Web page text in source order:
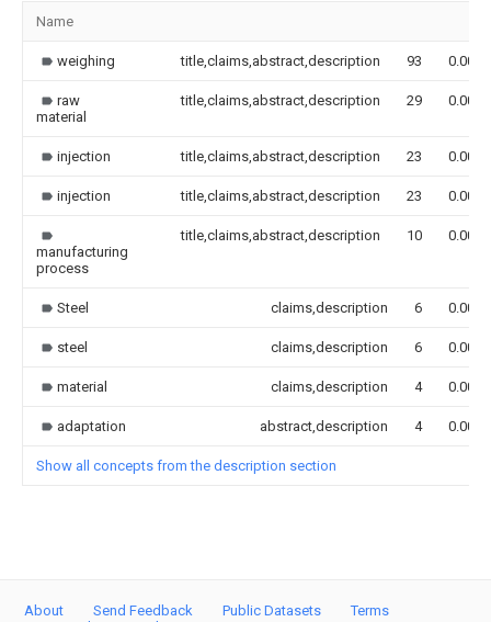
Name
weighing title,claims,abstract,description 93 0.000
raw
material
title,claims,abstract,description 29 0.000
injection title,claims,abstract,description 23 0.000
injection title,claims,abstract,description 23 0.000
manufacturing
process
title,claims,abstract,description 10 0.000
Steel claims,description 6 0.000
steel claims,description 6 0.000
material claims,description 4 0.000
adaptation abstract,description 4 0.000
Show all concepts from the description section
About Send Feedback Public Datasets
Terms